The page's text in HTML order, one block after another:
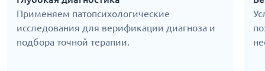
Применяем патопсихологические
исследования для верификации диагноза и
подбора точной терапии.